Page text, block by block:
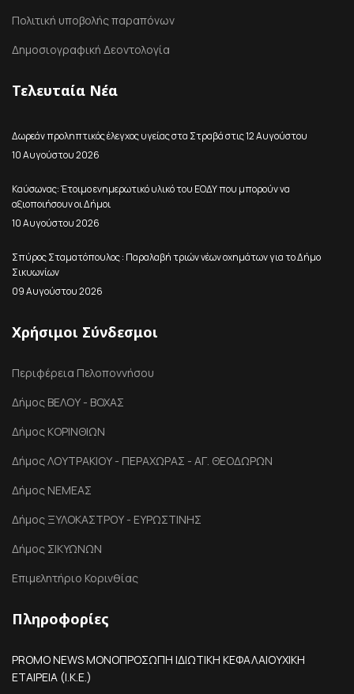
Πολιτική υποβολής παραπόνων
Δημοσιογραφική Δεοντολογία
Τελευταία Νέα
Δωρεάν προληπτικός έλεγχος υγείας στα Στραβά στις 12 Αυγούστου
10 Αυγούστου 2026
Καύσωνας: Έτοιμο ενημερωτικό υλικό του ΕΟΔΥ που μπορούν να
αξιοποιήσουν οι Δήμοι
10 Αυγούστου 2026
Σπύρος Σταματόπουλος : Παραλαβή τριών νέων οχημάτων για το Δήμο
Σικυωνίων
09 Αυγούστου 2026
Χρήσιμοι Σύνδεσμοι
Περιφέρεια Πελοποννήσου
Δήμος ΒΕΛΟΥ - ΒΟΧΑΣ
Δήμος ΚΟΡΙΝΘΙΩΝ
Δήμος ΛΟΥΤΡΑΚΙΟΥ - ΠΕΡΑΧΩΡΑΣ - ΑΓ. ΘΕΟΔΩΡΩΝ
Δήμος ΝΕΜΕΑΣ
Δήμος ΞΥΛΟΚΑΣΤΡΟΥ - ΕΥΡΩΣΤΙΝΗΣ
Δήμος ΣΙΚΥΩΝΩΝ
Επιμελητήριο Κορινθίας
Πληροφορίες
PROMO NEWS ΜΟΝΟΠΡΟΣΩΠΗ ΙΔΙΩΤΙΚΗ ΚΕΦΑΛΑΙΟΥΧΙΚΗ
ΕΤΑΙΡΕΙΑ (Ι.Κ.Ε.)